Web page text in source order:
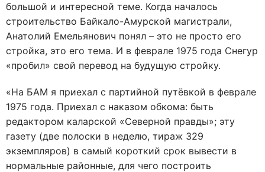
большой и интересной теме. Когда началось
строительство Байкало-Амурской магистрали,
Анатолий Емельянович понял – это не просто его
стройка, это его тема. И в феврале 1975 года Снегур
«пробил» свой перевод на будущую стройку.
«На БАМ я приехал с партийной путёвкой в феврале
1975 года. Приехал с наказом обкома: быть
редактором каларской «Северной правды»; эту
газету (две полоски в неделю, тираж 329
экземпляров) в самый короткий срок вывести в
нормальные районные, для чего построить